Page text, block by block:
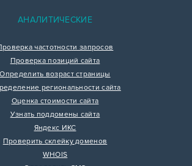
АНАЛИТИЧЕСКИЕ
частотности запросов
Проверка позиций сайта
Определить возраст страницы
региональности сайта
Оценка стоимости сайта
Узнать поддомены сайта
Яндекс ИКС
Проверить склейку доменов
WHOIS